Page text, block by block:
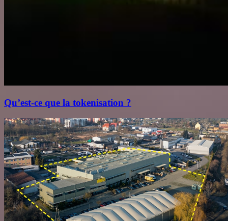
Qu’est‑ce que la tokenisation ?